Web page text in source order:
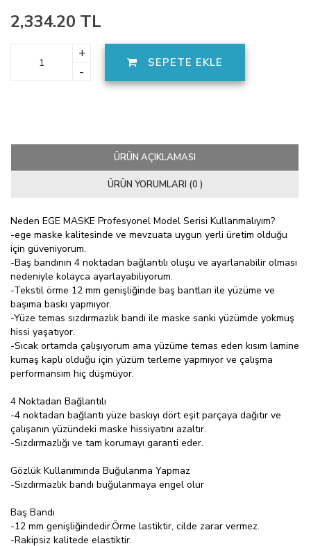
2,334.20 TL
+
-
SEPETE EKLE
ÜRÜN AÇIKLAMASI
ÜRÜN YORUMLARI (0 )
Neden EGE MASKE Profesyonel Model Serisi Kullanmalıyım?
-ege maske kalitesinde ve mevzuata uygun yerli üretim olduğu
için güveniyorum.
-Baş bandının 4 noktadan bağlantılı oluşu ve ayarlanabilir olması
nedeniyle kolayca ayarlayabiliyorum.
-Tekstil örme 12 mm genişliğinde baş bantları ile yüzüme ve
başıma baskı yapmıyor.
-Yüze temas sızdırmazlık bandı ile maske sanki yüzümde yokmuş
hissi yaşatıyor.
-Sıcak ortamda çalışıyorum ama yüzüme temas eden kısım lamine
kumaş kaplı olduğu için yüzüm terleme yapmıyor ve çalışma
performansım hiç düşmüyor.
4 Noktadan Bağlantılı
-4 noktadan bağlantı yüze baskıyı dört eşit parçaya dağıtır ve
çalışanın yüzündeki maske hissiyatını azaltır.
-Sızdırmazlığı ve tam korumayı garanti eder.
Gözlük Kullanımında Buğulanma Yapmaz
-Sızdırmazlık bandı buğulanmaya engel olur
Baş Bandı
-12 mm genişliğindedir.Örme lastiktir, cilde zarar vermez.
-Rakipsiz kalitede elastiktir.